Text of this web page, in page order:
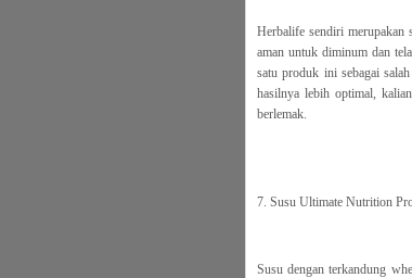
Herbalife sendiri merupakan
aman untuk diminum dan
satu produk ini sebagai
hasilnya lebih optimal,
berlemak.
7. Susu Ultimate Nutrition
Susu dengan terkandung